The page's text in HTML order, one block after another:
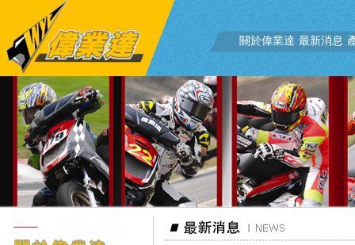
關於偉業達 最新消息